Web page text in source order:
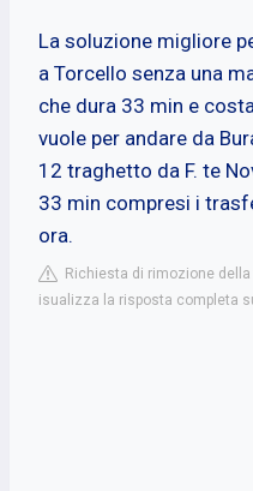
La soluzione migliore
a Torcello senza una
che dura 33 min e
vuole per andare da
12 traghetto da F. te
33 min compresi i
ora.
Richiesta di rimozione
isualizza la risposta completa